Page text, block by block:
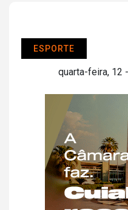
ESPORTE
quarta-feira, 12